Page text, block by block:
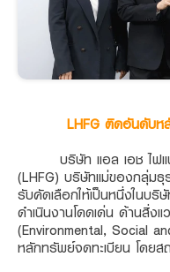
LHFG ติดอันดับห
บริษัท แอล เอช ไฟแน
(LHFG) บริษัทแม่ของกลุ่มธุ
รับคัดเลือกให้เป็นหนึ่งในบ
ดำเนินงานโดดเด่น ด้านสิ่ง
(Environmental, Social
หลักทรัพย์จดทะเบียน โดย